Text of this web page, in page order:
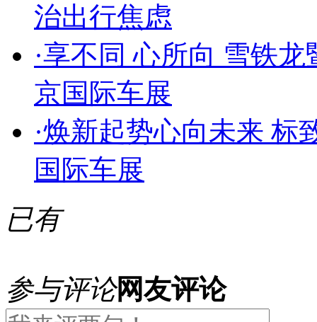
治出行焦虑
·享不同 心所向 雪铁龙
京国际车展
·焕新起势心向未来 标
国际车展
已有
参与评论网友评论